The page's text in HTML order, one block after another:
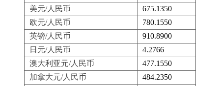
美元/人民币
675.1350
欧元/人民币
780.1550
英镑/人民币
910.8900
日元/人民币
4.2766
澳大利亚元/人民币
477.1550
加拿大元/人民币
484.2350